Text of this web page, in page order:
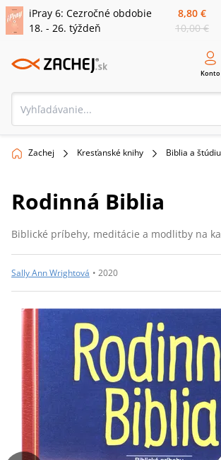
iPray 6: Cezročné obdobie
18. - 26. týždeň
8,80 €
10,00 €
Konto
Zachej Kresťanské knihy Biblia a
Rodinná Biblia
Biblické príbehy, meditácie a modlitby na
Sally Ann Wrightová • 2020